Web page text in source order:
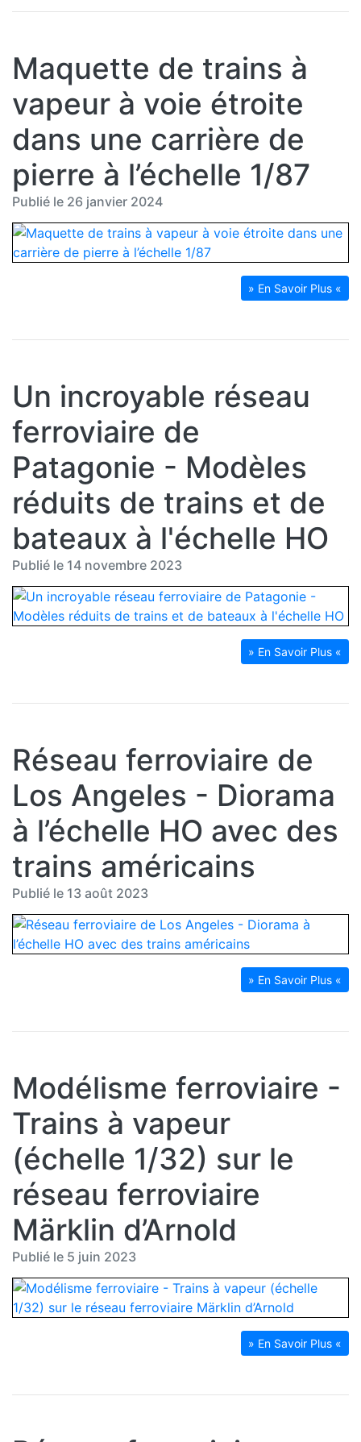
Maquette de trains à
vapeur à voie étroite
dans une carrière de
pierre à l’échelle 1/87
Publié le 26 janvier 2024
» En Savoir Plus «
Un incroyable réseau
ferroviaire de
Patagonie - Modèles
réduits de trains et de
bateaux à l'échelle HO
Publié le 14 novembre 2023
» En Savoir Plus «
Réseau ferroviaire de
Los Angeles - Diorama
à l’échelle HO avec des
trains américains
Publié le 13 août 2023
» En Savoir Plus «
Modélisme ferroviaire -
Trains à vapeur
(échelle 1/32) sur le
réseau ferroviaire
Märklin d’Arnold
Publié le 5 juin 2023
» En Savoir Plus «